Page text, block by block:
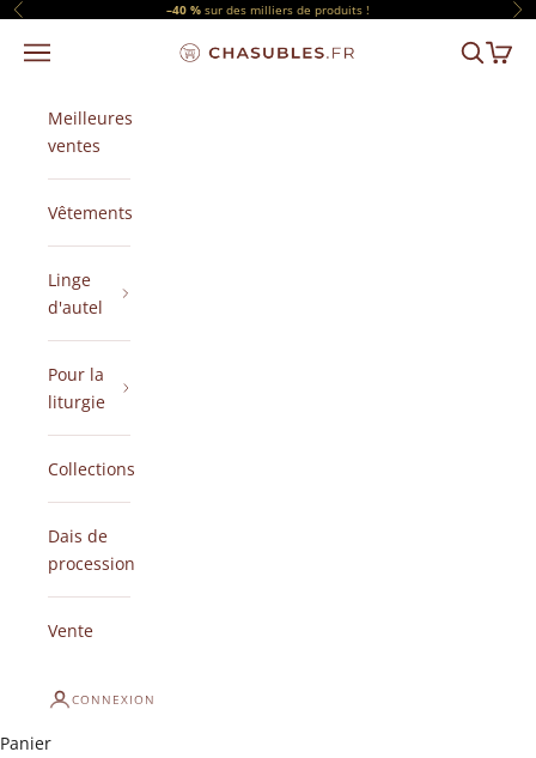
Passer au contenu
Précédent –40 % sur des milliers de produits !
CHASUBLES.FR
Menu Panier
Meilleures
ventes
Vêtements
Linge
d'autel
Pour la
liturgie
Collections
Dais de
procession
Vente
CONNEXION
Panier